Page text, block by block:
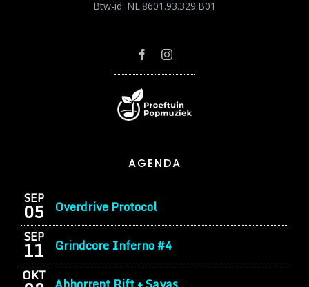
AGENDA
SEP
05 Overdrive Protocol
SEP
11 Grindcore Inferno #4
OKT
Btw-id: NL.8601.93.329.B01